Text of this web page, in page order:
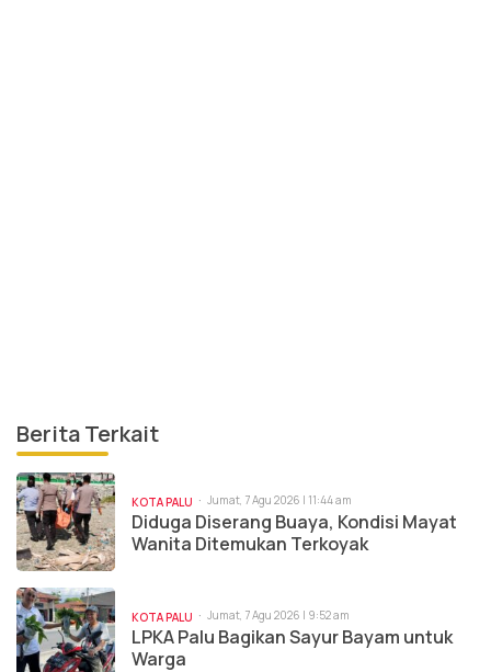
Berita Terkait
KOTA PALU Jumat, 7 Agu 2026 | 11:44 am
Diduga Diserang Buaya, Kondisi Mayat
Wanita Ditemukan Terkoyak
KOTA PALU Jumat, 7 Agu 2026 | 9:52 am
LPKA Palu Bagikan Sayur Bayam untuk
Warga